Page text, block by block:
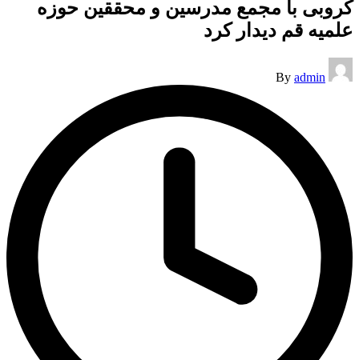
کروبی با مجمع مدرسین و محققین حوزه
علمیه قم دیدار کرد
Posted
by
By admin